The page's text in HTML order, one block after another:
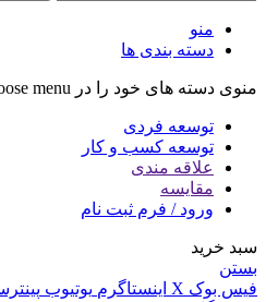
منو
دسته بندی ها
منوی دسته های خود را در Header builder -> Mobile -> Mobile menu menu -> Show/Hide -> Choose menu تنظیم کنید.
توسعه فردی
توسعه کسب و کار
علاقه مندی
مقایسه
ورود / فرم ثبت نام
سبد خرید
بستن
فیس بوک X اینستاگرم یوتیوب